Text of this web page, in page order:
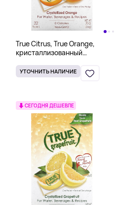
True Citrus, True Orange,
кристаллизованный
УТОЧНИТЬ НАЛИЧИЕ
СЕГОДНЯ ДЕШЕВЛЕ